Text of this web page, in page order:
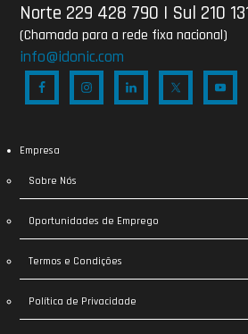
Norte 229 428 790 | Sul 210
(Chamada para a rede fixa nacional)
info@idonic.com
Empresa
Sobre Nós
Oportunidades de Emprego
Termos e Condições
Política de Privacidade